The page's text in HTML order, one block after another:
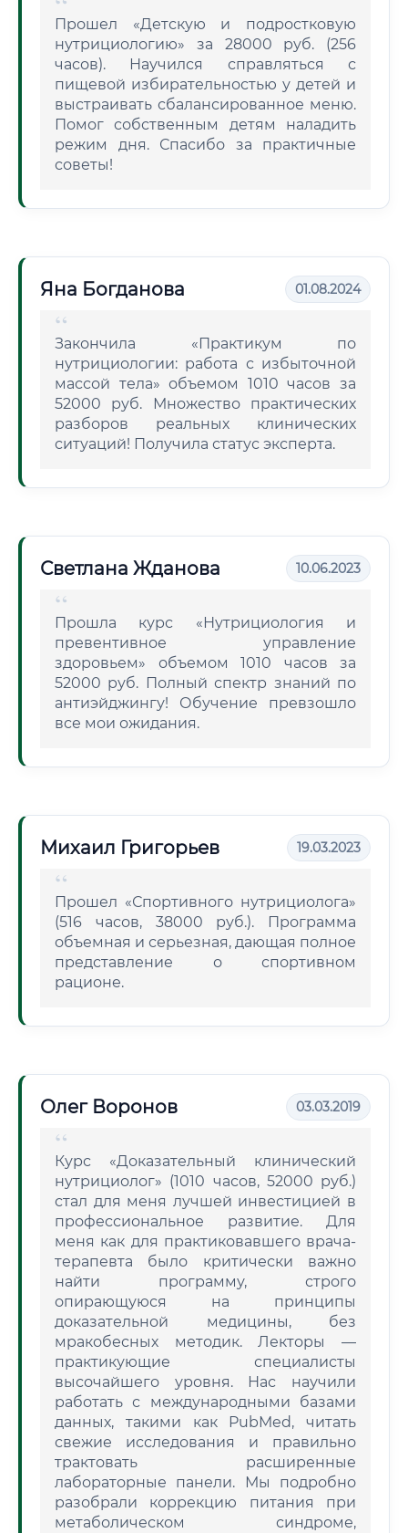
Прошел «Детскую и подростковую
нутрициологию» за 28000 руб. (256
часов). Научился справляться с
пищевой избирательностью у детей и
выстраивать сбалансированное меню.
Помог собственным детям наладить
режим дня. Спасибо за практичные
советы!
Яна Богданова 01.08.2024
Закончила «Практикум по
нутрициологии: работа с избыточной
массой тела» объемом 1010 часов за
52000 руб. Множество практических
разборов реальных клинических
ситуаций! Получила статус эксперта.
Светлана Жданова 10.06.2023
Прошла курс «Нутрициология и
превентивное управление
здоровьем» объемом 1010 часов за
52000 руб. Полный спектр знаний по
антиэйджингу! Обучение превзошло
все мои ожидания.
Михаил Григорьев 19.03.2023
Прошел «Спортивного нутрициолога»
(516 часов, 38000 руб.). Программа
объемная и серьезная, дающая полное
представление о спортивном
рационе.
Олег Воронов 03.03.2019
Курс «Доказательный клинический
нутрициолог» (1010 часов, 52000 руб.)
стал для меня лучшей инвестицией в
профессиональное развитие. Для
меня как для практиковавшего врача-
терапевта было критически важно
найти программу, строго
опирающуюся на принципы
доказательной медицины, без
мракобесных методик. Лекторы —
практикующие специалисты
высочайшего уровня. Нас научили
работать с международными базами
данных, такими как PubMed, читать
свежие исследования и правильно
трактовать расширенные
лабораторные панели. Мы подробно
разобрали коррекцию питания при
метаболическом синдроме,